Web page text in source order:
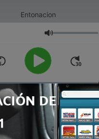
Entonacion
Volumen